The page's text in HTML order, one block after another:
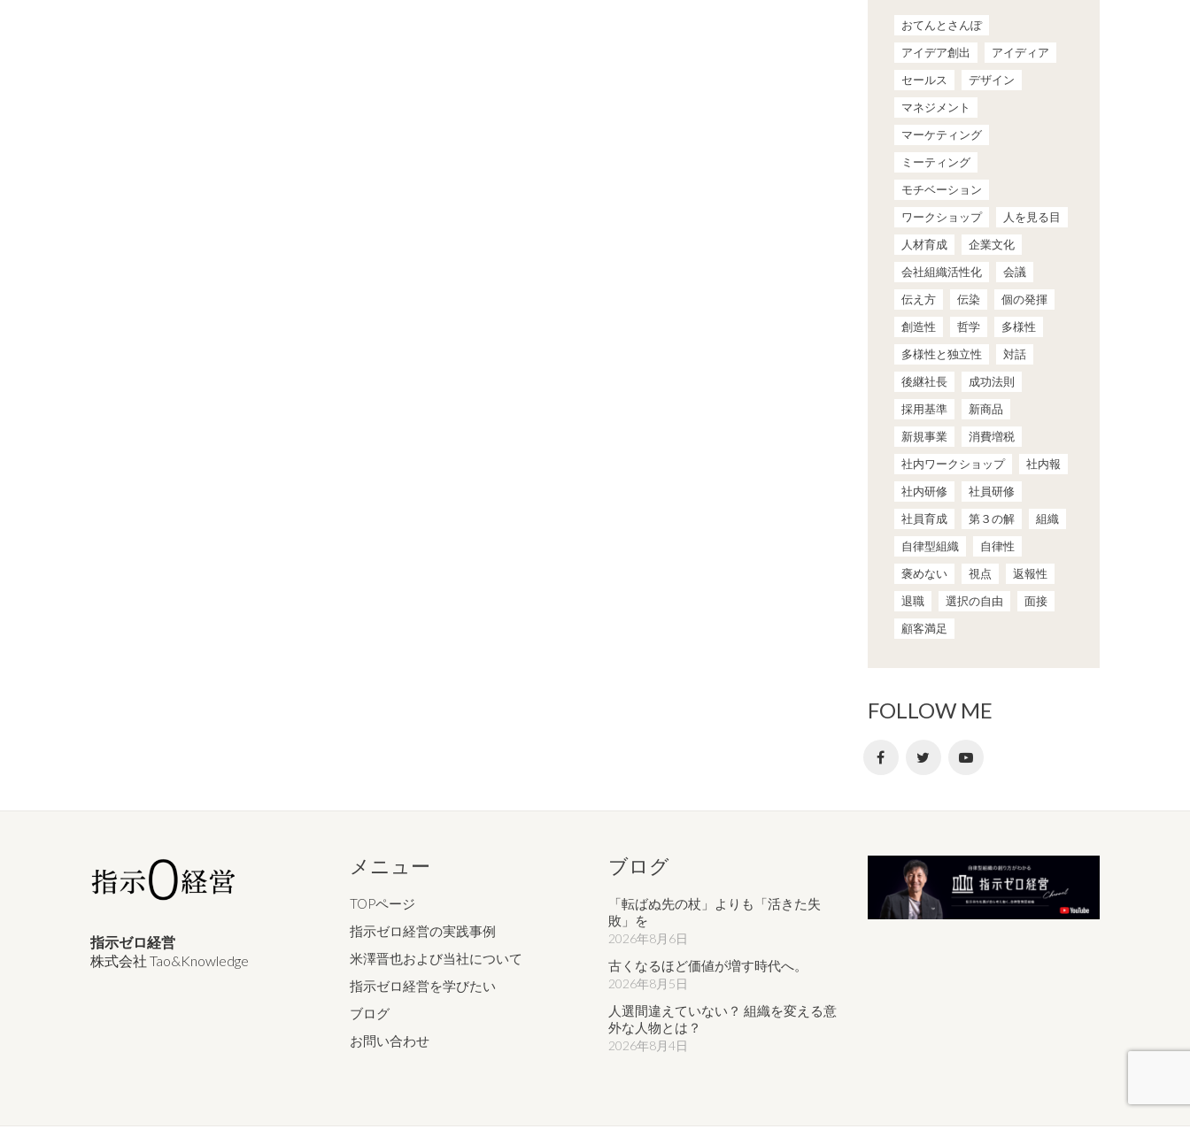
おてんとさんぽ
アイデア創出
アイディア
セールス
デザイン
マネジメント
マーケティング
ミーティング
モチベーション
ワークショップ
人を見る目
人材育成
企業文化
会社組織活性化
会議
伝え方
伝染
個の発揮
創造性
哲学
多様性
多様性と独立性
対話
後継社長
成功法則
採用基準
新商品
新規事業
消費増税
社内ワークショップ
社内報
社内研修
社員研修
社員育成
第３の解
組織
自律型組織
自律性
褒めない
視点
返報性
退職
選択の自由
面接
顧客満足
FOLLOW ME
指示ゼロ経営
株式会社 Tao&Knowledge
メニュー
TOPページ
指示ゼロ経営の実践事例
米澤晋也および当社について
指示ゼロ経営を学びたい
ブログ
お問い合わせ
ブログ
「転ばぬ先の杖」よりも「活きた失
敗」を
2026年8月6日
古くなるほど価値が増す時代へ。
2026年8月5日
人選間違えていない？ 組織を変える意
外な人物とは？
2026年8月4日